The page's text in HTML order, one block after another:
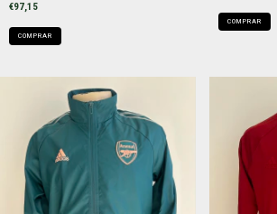
€97,15
COMPRAR
COMPRAR